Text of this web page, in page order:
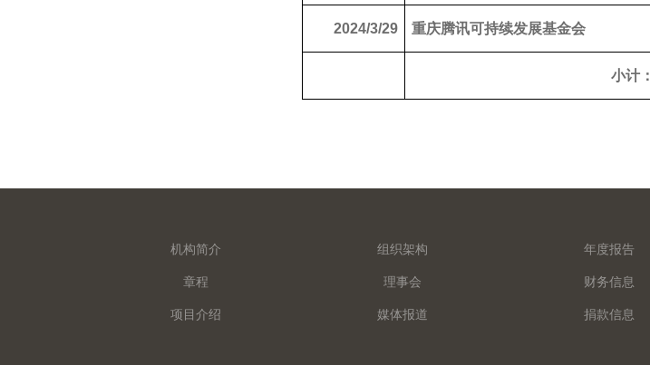
2024/3/29 重庆腾讯可持续发展基金会
小计：
机构简介 组织架构 年度报告
章程 理事会 财务信息
项目介绍 媒体报道 捐款信息